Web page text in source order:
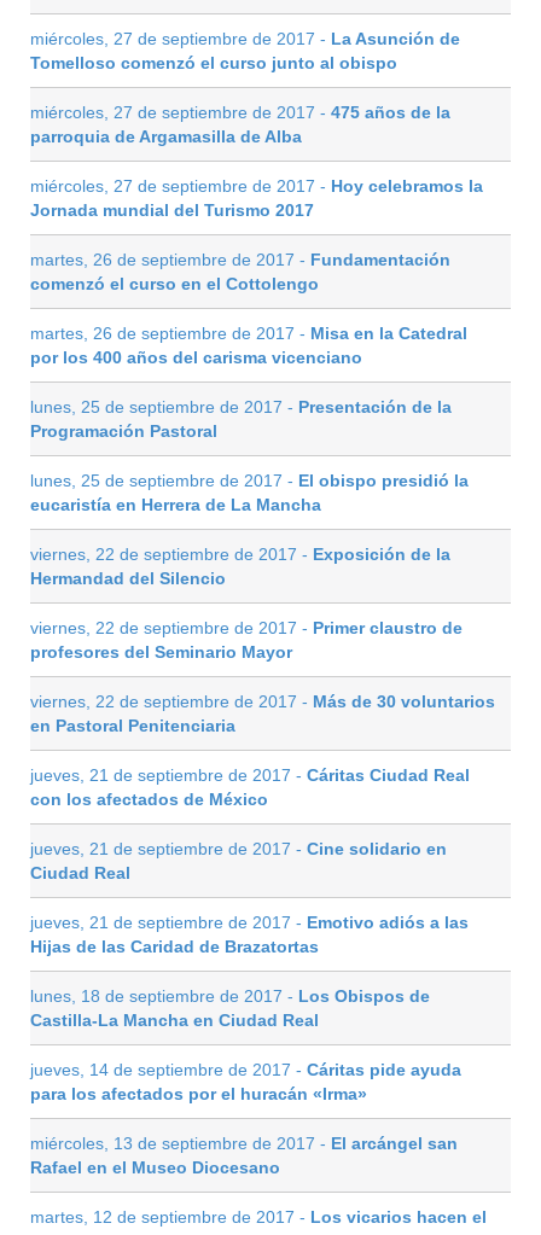
miércoles, 27 de septiembre de 2017 - La Asunción de
Tomelloso comenzó el curso junto al obispo
miércoles, 27 de septiembre de 2017 - 475 años de la
parroquia de Argamasilla de Alba
miércoles, 27 de septiembre de 2017 - Hoy celebramos la
Jornada mundial del Turismo 2017
martes, 26 de septiembre de 2017 - Fundamentación
comenzó el curso en el Cottolengo
martes, 26 de septiembre de 2017 - Misa en la Catedral
por los 400 años del carisma vicenciano
lunes, 25 de septiembre de 2017 - Presentación de la
Programación Pastoral
lunes, 25 de septiembre de 2017 - El obispo presidió la
eucaristía en Herrera de La Mancha
viernes, 22 de septiembre de 2017 - Exposición de la
Hermandad del Silencio
viernes, 22 de septiembre de 2017 - Primer claustro de
profesores del Seminario Mayor
viernes, 22 de septiembre de 2017 - Más de 30 voluntarios
en Pastoral Penitenciaria
jueves, 21 de septiembre de 2017 - Cáritas Ciudad Real
con los afectados de México
jueves, 21 de septiembre de 2017 - Cine solidario en
Ciudad Real
jueves, 21 de septiembre de 2017 - Emotivo adiós a las
Hijas de las Caridad de Brazatortas
lunes, 18 de septiembre de 2017 - Los Obispos de
Castilla-La Mancha en Ciudad Real
jueves, 14 de septiembre de 2017 - Cáritas pide ayuda
para los afectados por el huracán «Irma»
miércoles, 13 de septiembre de 2017 - El arcángel san
Rafael en el Museo Diocesano
martes, 12 de septiembre de 2017 - Los vicarios hacen el